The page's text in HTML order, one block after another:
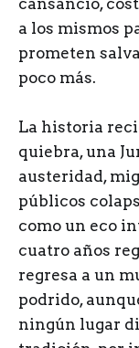
cansancio,
a los mismos
prometen
poco más.
La historia
quiebra, una
austeridad,
públicos
como un eco
cuatro años
regresa a un
podrido,
ningún lugar